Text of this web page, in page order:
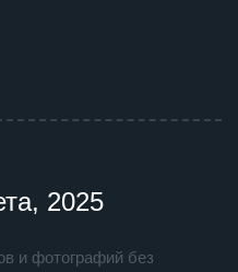
2025
и фотографий без